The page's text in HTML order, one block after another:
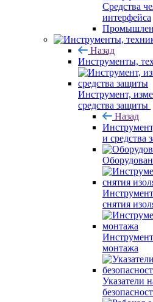
Средства
интерфейса
Назад
Инструменты,
Инструмент,
средства защиты
Назад
и средства
снятия
монтажа
Указатели